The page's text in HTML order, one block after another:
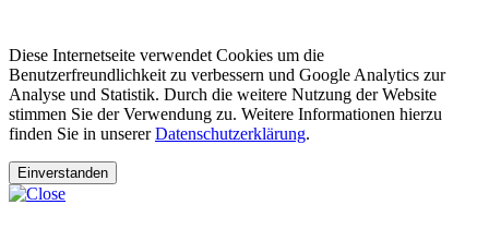
Diese Internetseite verwendet Cookies um die
Benutzerfreundlichkeit zu verbessern und Google Analytics zur
Analyse und Statistik. Durch die weitere Nutzung der Website
stimmen Sie der Verwendung zu. Weitere Informationen hierzu
finden Sie in unsererDatenschutzerklärung.
Einverstanden